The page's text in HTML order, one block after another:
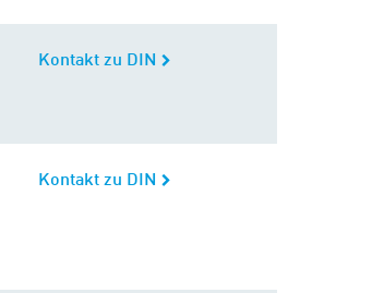
Kontakt zu DIN
Kontakt zu DIN